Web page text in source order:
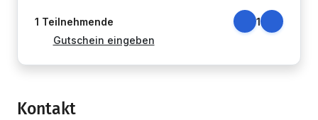
Kontakt
1 Teilnehmende
1
Gutschein eingeben